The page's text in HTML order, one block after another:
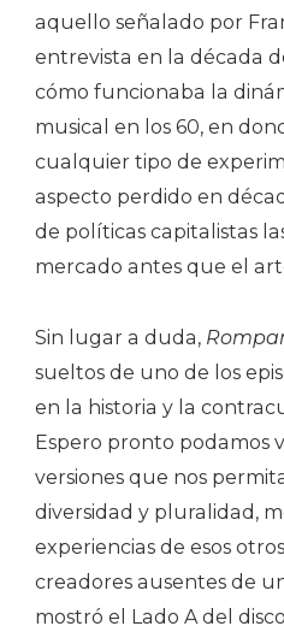
aquello señalado por
entrevista en la década
cómo funcionaba la
musical en los 60, en
cualquier tipo de
aspecto perdido en
de políticas capitalistas
mercado antes que el
Sin lugar a duda,
sueltos de uno de los
en la historia y la
Espero pronto podamos
versiones que nos
diversidad y pluralidad,
experiencias de esos
creadores ausentes de
mostró el Lado A del